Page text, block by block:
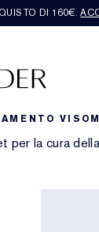
DI 160€.
VISO
per la cura